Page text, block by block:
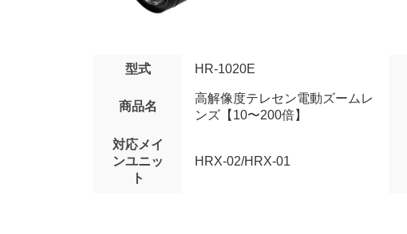
型式 HR-1020E
商品名
高解像度テレセン電動ズームレ
ンズ【10〜200倍】
対応メイ
ンユニッ
ト
HRX-02/HRX-01